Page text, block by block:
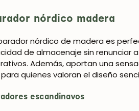
nórdico madera
nórdico de madera es
de almacenaje sin renunciar
Además, aportan una
quienes valoran el diseño
escandinavos